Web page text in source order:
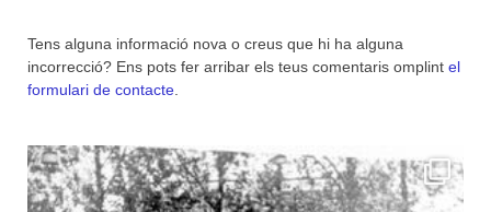
Tens alguna informació nova o creus que hi ha alguna
incorrecció? Ens pots fer arribar els teus comentaris omplint el
formulari de contacte.